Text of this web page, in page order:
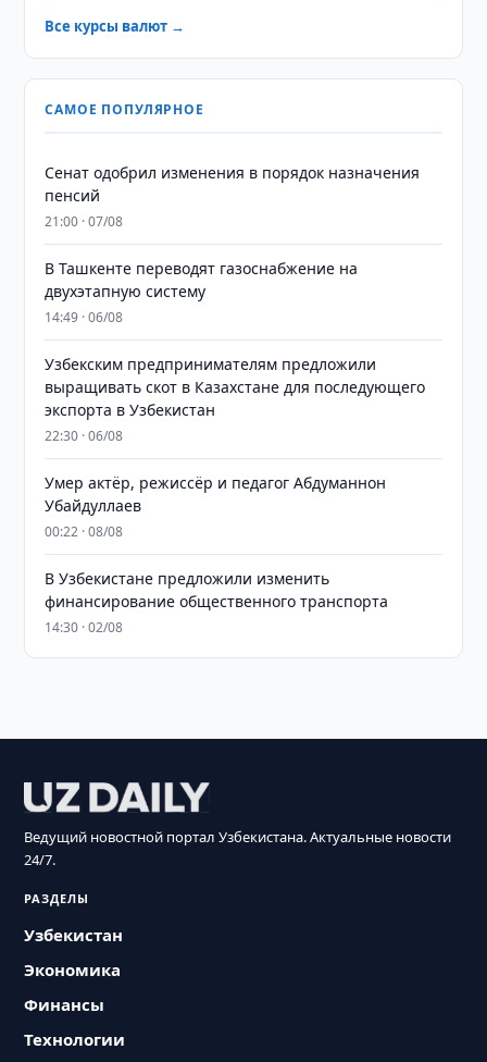
Все курсы валют →
САМОЕ ПОПУЛЯРНОЕ
Сенат одобрил изменения в порядок назначения
пенсий
21:00 · 07/08
В Ташкенте переводят газоснабжение на
двухэтапную систему
14:49 · 06/08
Узбекским предпринимателям предложили
выращивать скот в Казахстане для последующего
экспорта в Узбекистан
22:30 · 06/08
Умер актёр, режиссёр и педагог Абдуманнон
Убайдуллаев
00:22 · 08/08
В Узбекистане предложили изменить
финансирование общественного транспорта
14:30 · 02/08
Ведущий новостной портал Узбекистана. Актуальные новости
24/7.
РАЗДЕЛЫ
Узбекистан
Экономика
Финансы
Технологии